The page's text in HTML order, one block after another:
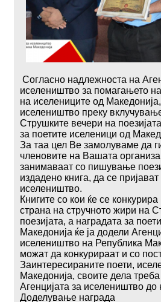
Согласно надлежноста на
иселеништво за помагањето на
на иселениците од
иселеништво преку
Струшките вечери на
за поетите иселеници од
За таа цел Ве замолуваме да
членовите на Вашата
занимаваат со пишување
издадено книга, да се
иселеништво.
Книгите со кои ќе се
страна на стручното жири на
поезијата, а наградата за
Македонија ќе ја додели
иселеништво на Република
можат да конкурираат и со
Заинтересираните поети,
Македонија, своите дела
Агенцијата за иселеништво до
Доделување награда